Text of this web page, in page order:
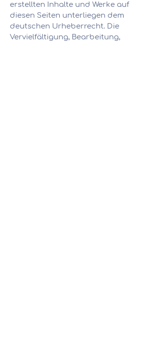
erstellten Inhalte und Werke auf
diesen Seiten unterliegen dem
deutschen Urheberrecht. Die
Vervielfältigung, Bearbeitung,